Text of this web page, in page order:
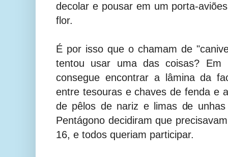
decolar e pousar em um porta-
flor.
É por isso que o chamam de
tentou usar uma das coisas? Em
consegue encontrar a lâmina da
entre tesouras e chaves de fenda e
de pêlos de nariz e limas de
Pentágono decidiram que
16, e todos queriam participar.